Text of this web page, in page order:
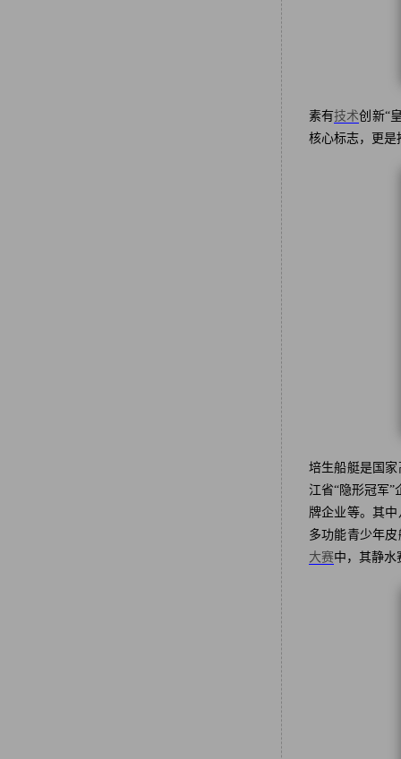
素有技术创新“
核心标志，更是
培生船艇是国
江省“隐形冠军
牌企业等。其中
多功能青少年
大赛中，其静水